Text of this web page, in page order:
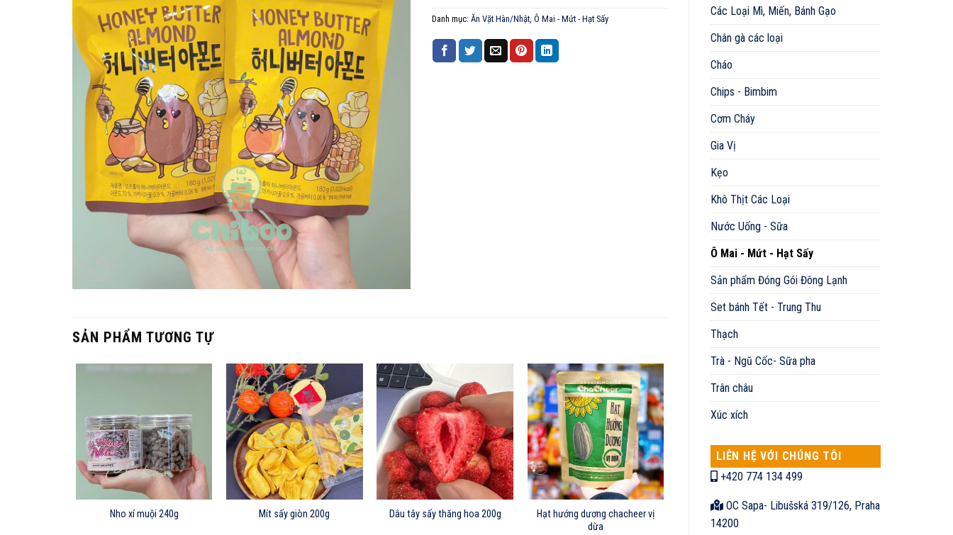
Các Loại Mì, Miến, Bánh Gạo
Chân gà các loại
Cháo
Chips - Bimbim
Cơm Cháy
Gia Vị
Kẹo
Khô Thịt Các Loại
Nước Uống - Sữa
Ô Mai - Mứt - Hạt Sấy
Sản phẩm Đóng Gói Đông Lạnh
Set bánh Tết - Trung Thu
Thạch
Trà - Ngũ Cốc- Sữa pha
Trân châu
Xúc xích
LIÊN HỆ VỚI CHÚNG TÔI
+420 774 134 499
OC Sapa- Libušská 319/126, Praha
14200
Danh mục: Ăn Vặt Hàn/Nhật, Ô Mai - Mứt - Hạt Sấy
SẢN PHẨM TƯƠNG TỰ
Nho xí muội 240g Mít sấy giòn 200g Dâu tây sấy thăng hoa 200g
Hạt hướng dương chacheer vị
dừa